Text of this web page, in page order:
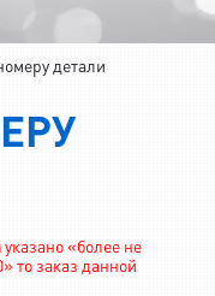
детали
«более не
то заказ данной